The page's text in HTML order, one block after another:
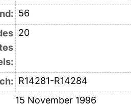
56
20
R14281-R14284
15 November 1996